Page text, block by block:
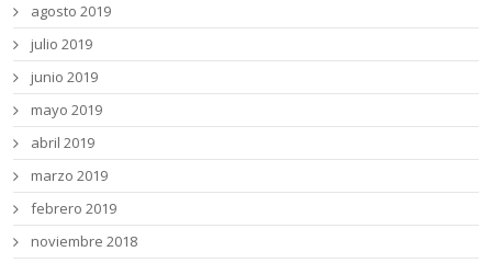
agosto 2019
julio 2019
junio 2019
mayo 2019
abril 2019
marzo 2019
febrero 2019
noviembre 2018